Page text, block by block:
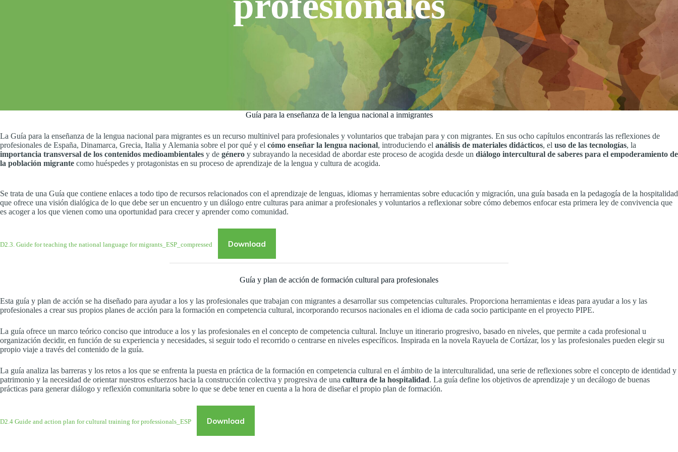
Guía para la enseñanza de la lengua nacional a inmigrantes
La Guía para la enseñanza de la lengua nacional para migrantes es un recurso multinivel para profesionales y voluntarios que trabajan para y con migrantes. En sus ocho capítulos encontrarás las reflexiones de
profesionales de España, Dinamarca, Grecia, Italia y Alemania sobre el por qué y el cómo enseñar la lengua nacional, introduciendo el análisis de materiales didácticos, el uso de las tecnologías, la
importancia transversal de los contenidos medioambientales y de género y subrayando la necesidad de abordar este proceso de acogida desde un diálogo intercultural de saberes para el empoderamiento de
la población migrante como huéspedes y protagonistas en su proceso de aprendizaje de la lengua y cultura de acogida.
Se trata de una Guía que contiene enlaces a todo tipo de recursos relacionados con el aprendizaje de lenguas, idiomas y herramientas sobre educación y migración, una guía basada en la pedagogía de la hospitalidad
que ofrece una visión dialógica de lo que debe ser un encuentro y un diálogo entre culturas para animar a profesionales y voluntarios a reflexionar sobre cómo debemos enfocar esta primera ley de convivencia que
es acoger a los que vienen como una oportunidad para crecer y aprender como comunidad.
D2.3. Guide for teaching the national language for migrants_ESP_compressed Download
Guía y plan de acción de formación cultural para profesionales
Esta guía y plan de acción se ha diseñado para ayudar a los y las profesionales que trabajan con migrantes a desarrollar sus competencias culturales. Proporciona herramientas e ideas para ayudar a los y las
profesionales a crear sus propios planes de acción para la formación en competencia cultural, incorporando recursos nacionales en el idioma de cada socio participante en el proyecto PIPE.
La guía ofrece un marco teórico conciso que introduce a los y las profesionales en el concepto de competencia cultural. Incluye un itinerario progresivo, basado en niveles, que permite a cada profesional u
organización decidir, en función de su experiencia y necesidades, si seguir todo el recorrido o centrarse en niveles específicos. Inspirada en la novela Rayuela de Cortázar, los y las profesionales pueden elegir su
propio viaje a través del contenido de la guía.
La guía analiza las barreras y los retos a los que se enfrenta la puesta en práctica de la formación en competencia cultural en el ámbito de la interculturalidad, una serie de reflexiones sobre el concepto de identidad y
patrimonio y la necesidad de orientar nuestros esfuerzos hacia la construcción colectiva y progresiva de una cultura de la hospitalidad. La guía define los objetivos de aprendizaje y un decálogo de buenas
prácticas para generar diálogo y reflexión comunitaria sobre lo que se debe tener en cuenta a la hora de diseñar el propio plan de formación.
D2.4 Guide and action plan for cultural training for professionals_ESP Download